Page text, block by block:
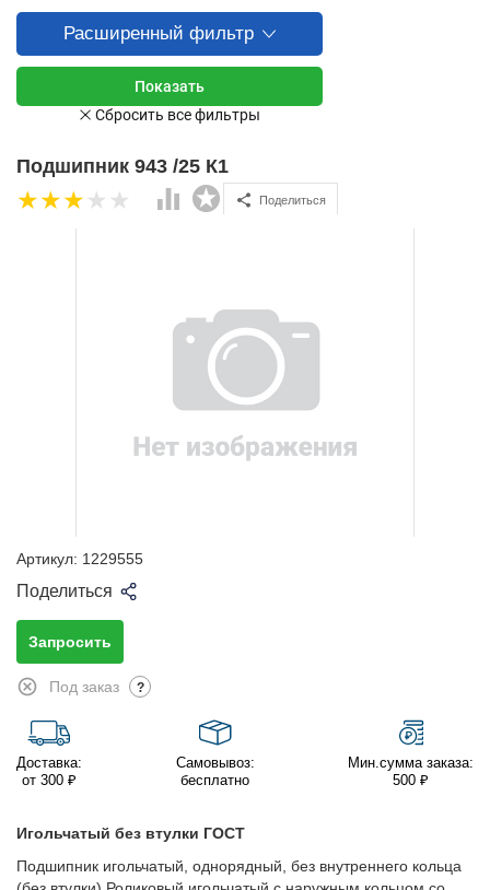
Расширенный фильтр
Подшипник 943 /25 К1
Поделиться
Артикул: 1229555
Поделиться
Запросить
Под заказ ?
Доставка:
от 300 ₽
Самовывоз:
бесплатно
Мин.сумма заказа:
500 ₽
Игольчатый без втулки ГОСТ
Подшипник игольчатый, однорядный, без внутреннего кольца